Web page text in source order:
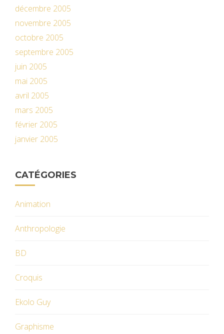
décembre 2005
novembre 2005
octobre 2005
septembre 2005
juin 2005
mai 2005
avril 2005
mars 2005
février 2005
janvier 2005
CATÉGORIES
Animation
Anthropologie
BD
Croquis
Ekolo Guy
Graphisme